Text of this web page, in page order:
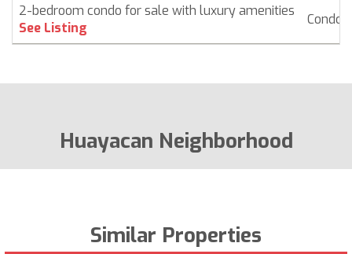
2-bedroom condo for sale with luxury amenities
See Listing
Condo
Huayacan Neighborhood
Similar Properties